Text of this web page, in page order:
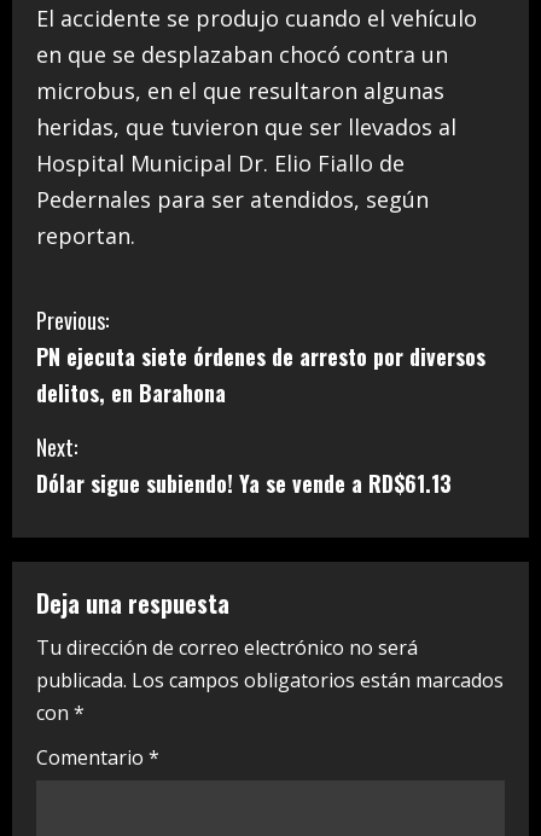
El accidente se produjo cuando el vehículo
en que se desplazaban chocó contra un
microbus, en el que resultaron algunas
heridas, que tuvieron que ser llevados al
Hospital Municipal Dr. Elio Fiallo de
Pedernales para ser atendidos, según
reportan.
C
o
n
t
i
n
u
e
R
e
Previous:
PN ejecuta siete órdenes de arresto por diversos
delitos, en Barahona
Next:
Dólar sigue subiendo! Ya se vende a RD$61.13
Deja una respuesta
Tu dirección de correo electrónico no será
publicada. Los campos obligatorios están marcados
con *
Comentario *